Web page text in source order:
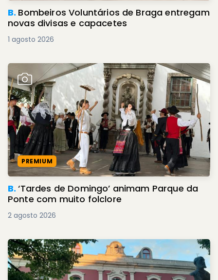
B. Bombeiros Voluntários de Braga entregam
novas divisas e capacetes
1 agosto 2026
PREMIUM
B.‘Tardes de Domingo’ animam Parque da
Ponte com muito folclore
2 agosto 2026